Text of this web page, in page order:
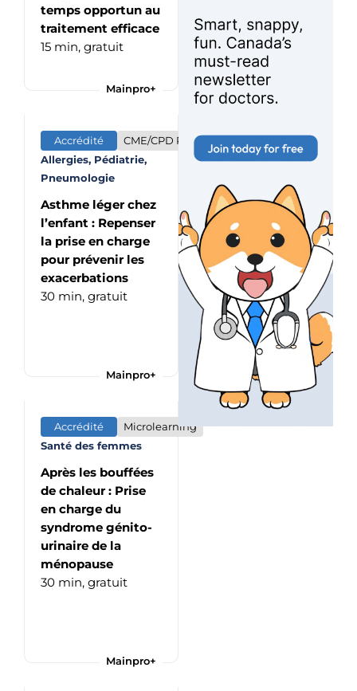
temps opportun au
traitement efficace
15 min, gratuit
Mainpro+
Accrédité
CME/CPD Program
Allergies, Pédiatrie,
Pneumologie
Asthme léger chez
l’enfant : Repenser
la prise en charge
pour prévenir les
exacerbations
30 min, gratuit
Mainpro+
Accrédité
Microlearning
Santé des femmes
Après les bouffées
de chaleur : Prise
en charge du
syndrome génito-
urinaire de la
ménopause
30 min, gratuit
Mainpro+